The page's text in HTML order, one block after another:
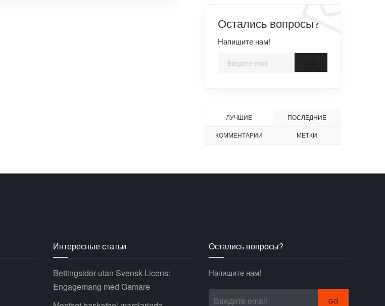
Остались вопросы?
Напишите нам!
ЛУЧШИЕ ПОСЛЕДНИЕ
КОММЕНТАРИИ МЕТКИ
Интересные статьи
Bettingsidor utan Svensk Licens:
Engagemang med Gamare
Остались вопросы?
Напишите нам!
GO